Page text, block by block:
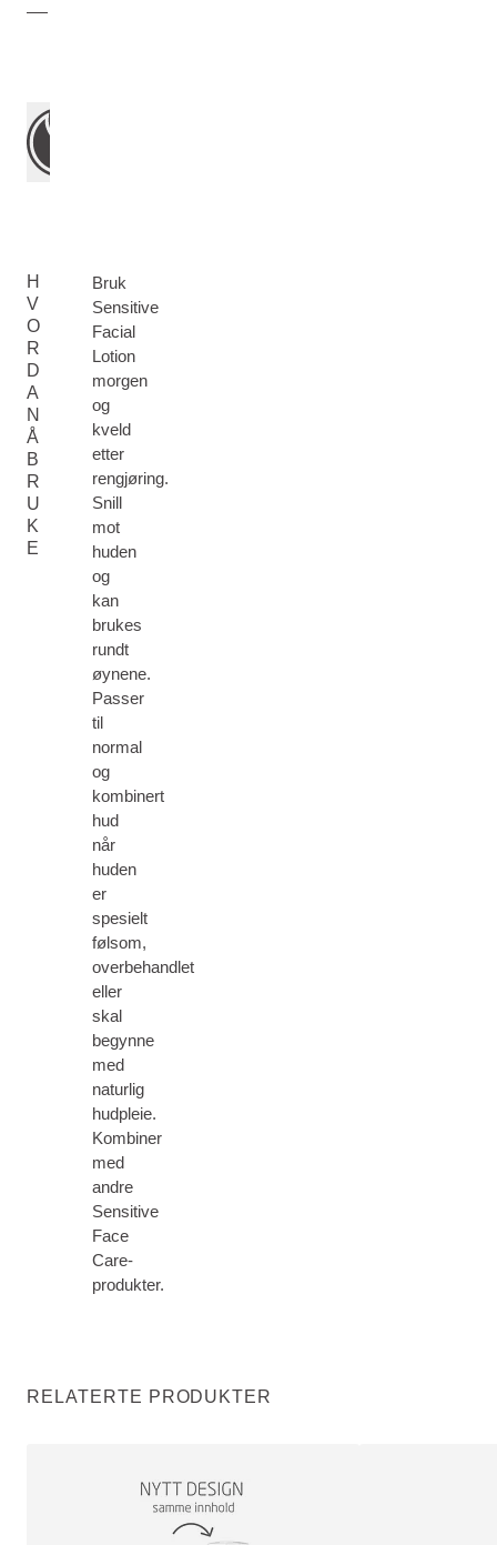
H
V
O
R
D
A
N
Å
B
R
U
K
E
Bruk
Sensitive
Facial
Lotion
morgen
og
kveld
etter
rengjøring.
Snill
mot
huden
og
kan
brukes
rundt
øynene.
Passer
til
normal
og
kombinert
hud
når
huden
er
spesielt
følsom,
overbehandlet
eller
skal
begynne
med
naturlig
hudpleie.
Kombiner
med
andre
Sensitive
Face
Care-
produkter.
RELATERTE PRODUKTER